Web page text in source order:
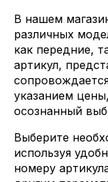
В нашем
различных
как передние,
артикул,
указанием
осознанный
Выберите
используя
номеру